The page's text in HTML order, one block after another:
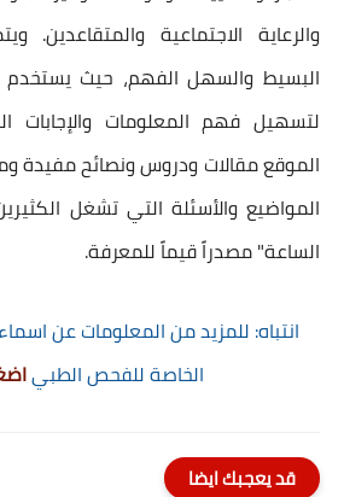
والرعاية الاجتماعية والمتقاعدين.
البسيط والسهل الفهم، حيث
لتسهيل فهم المعلومات والإجابات
الموقع مقالات ودروس ونصائح مفيدة
المواضيع والأسئلة التي تشغل
الساعة" مصدراً قيماً للمعرفة.
انتباه: للمزيد من المعلومات عن اسماء
الخاصة للفحص الطبي
قد يعجبك ايضا